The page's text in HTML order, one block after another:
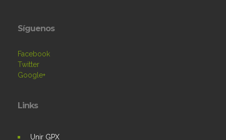
Síguenos
Facebook
Twitter
Google+
Links
Unir GPX